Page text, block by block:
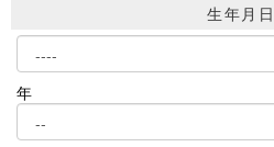
生年月
年